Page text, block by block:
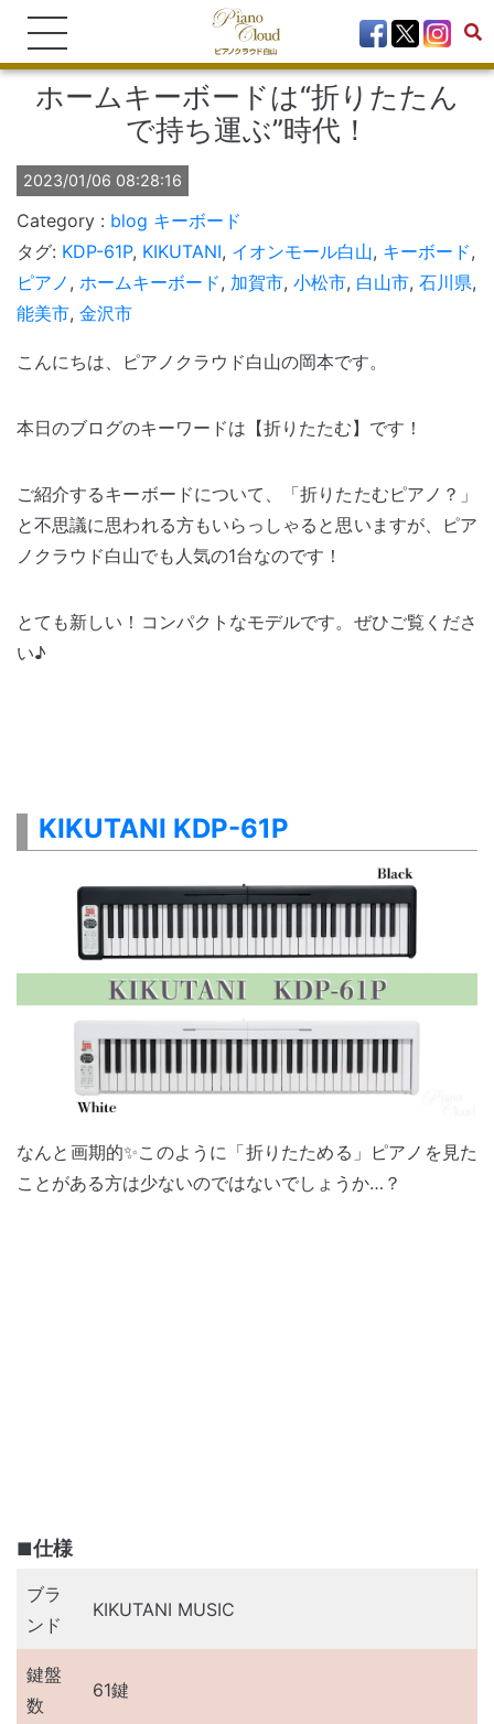
ホームキーボードは“折りたたん
で持ち運ぶ”時代！
2023/01/06 08:28:16
blog キーボード
タグ: KDP-61P, KIKUTANI, イオンモール白山, キーボード,
ピアノ , ホームキーボード, 加賀市, 小松市, 白山市, 石川県,
能美市, 金沢市
こんにちは、ピアノクラウド白山の岡本です。
本日のブログのキーワードは【折りたたむ】です！
ご紹介するキーボードについて、「折りたたむピアノ？」
と不思議に思われる方もいらっしゃると思いますが、ピア
ノクラウド白山でも人気の1台なのです！
とても新しい！コンパクトなモデルです。ぜひご覧くださ
い♪
KIKUTANI KDP-61P
なんと画期的✨このように「折りたためる」ピアノを見た
ことがある方は少ないのではないでしょうか…？
仕様
ブラ
ンド
KIKUTANI MUSIC
鍵盤
数
61鍵